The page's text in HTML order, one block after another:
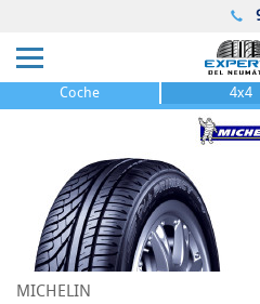
Coche 4x4
MICHELIN